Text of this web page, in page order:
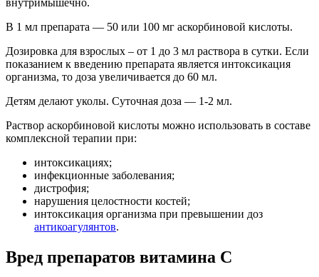
внутримышечно.
В 1 мл препарата — 50 или 100 мг аскорбиновой кислоты.
Дозировка для взрослых – от 1 до 3 мл раствора в сутки. Если
показанием к введению препарата является интоксикация
организма, то доза увеличивается до 60 мл.
Детям делают уколы. Суточная доза — 1-2 мл.
Раствор аскорбиновой кислоты можно использовать в составе
комплексной терапии при:
интоксикациях;
инфекционные заболевания;
дистрофия;
нарушения целостности костей;
интоксикация организма при превышении доз
антикоагулянтов.
Вред препаратов витамина С